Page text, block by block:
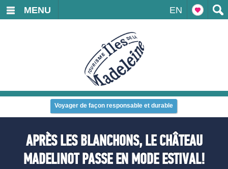
EN
MENU
Voyager de façon responsable et durable
APRÈS LES BLANCHONS, LE CHÂTEAU
MADELINOT PASSE EN MODE ESTIVAL!